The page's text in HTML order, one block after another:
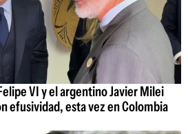
VI y el argentino Javier Milei
efusividad, esta vez en Colombia